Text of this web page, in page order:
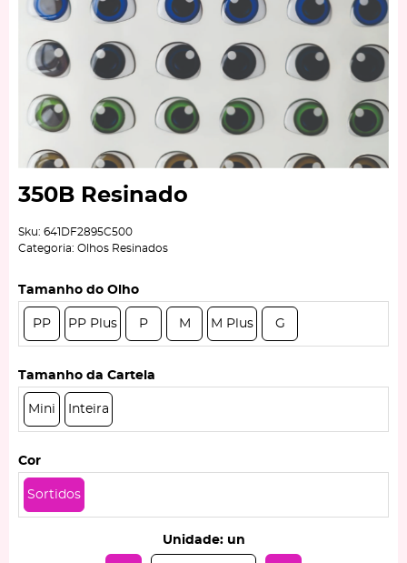
350B Resinado
Sku: 641DF2895C500
Categoria: Olhos Resinados
Tamanho do Olho
PP PP Plus P M M Plus G
Tamanho da Cartela
Mini Inteira
Cor
Sortidos
Unidade: un